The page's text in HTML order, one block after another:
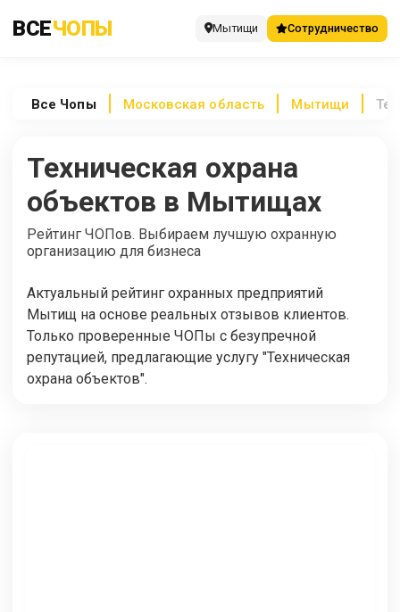
ВСЕЧОПЫ Мытищи Сотрудничество
Все Чопы Московская область Мытищи
Техническая охрана
объектов в Мытищах
Рейтинг ЧОПов. Выбираем лучшую охранную
организацию для бизнеса
Актуальный рейтинг охранных предприятий
Мытищ на основе реальных отзывов клиентов.
Только проверенные ЧОПы с безупречной
репутацией, предлагающие услугу "Техническая
охрана объектов".